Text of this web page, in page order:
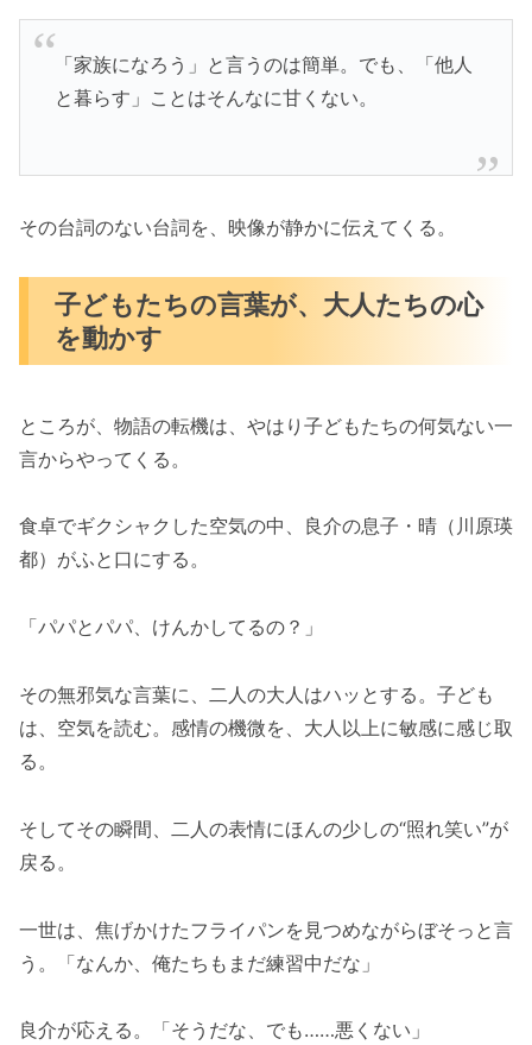
「家族になろう」と言うのは簡単。でも、「他人
と暮らす」ことはそんなに甘くない。
その台詞のない台詞を、映像が静かに伝えてくる。
子どもたちの言葉が、大人たちの心
を動かす
ところが、物語の転機は、やはり子どもたちの何気ない一
言からやってくる。
食卓でギクシャクした空気の中、良介の息子・晴（川原瑛
都）がふと口にする。
「パパとパパ、けんかしてるの？」
その無邪気な言葉に、二人の大人はハッとする。子ども
は、空気を読む。感情の機微を、大人以上に敏感に感じ取
る。
そしてその瞬間、二人の表情にほんの少しの“照れ笑い”が
戻る。
一世は、焦げかけたフライパンを見つめながらぼそっと言
う。「なんか、俺たちもまだ練習中だな」
良介が応える。「そうだな、でも……悪くない」